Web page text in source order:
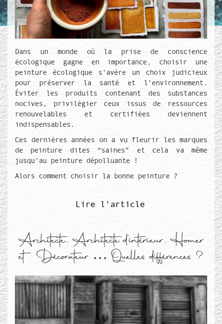
Texte de couverture
Dans un monde où la prise de conscience
écologique gagne en importance, choisir une
peinture écologique s’avère un choix judicieux
pour préserver la santé et l’environnement.
Éviter les produits contenant des substances
nocives, privilégier ceux issus de ressources
renouvelables et certifiées deviennent
indispensables.
Ces dernières années on a vu fleurir les marques
de peinture dites “saines” et cela va même
jusqu’au peinture dépolluante !
Alors comment choisir la bonne peinture ?
Lire l'article
Architecte, Architecte d’intérieur, Homer
et Décorateur … Quelles différences ?
Média de couverture